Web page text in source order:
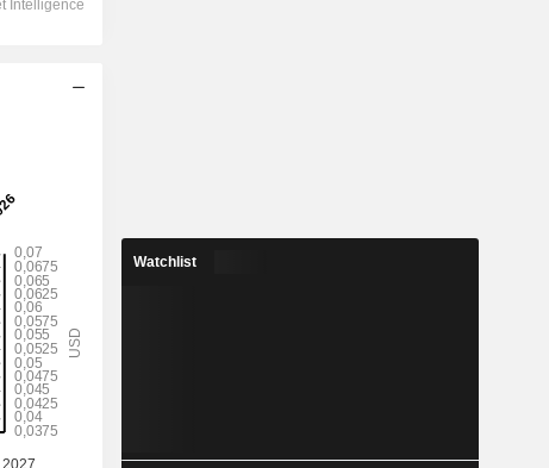
2028
0,04
0,29 %
Watchlist